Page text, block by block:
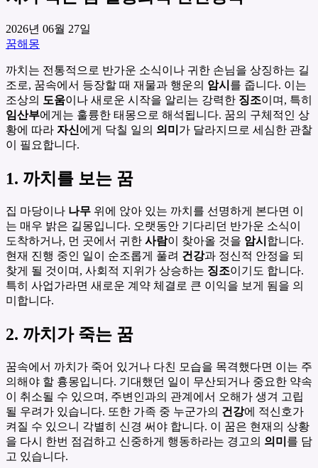
2026년 06월 27일
꿈해몽
까치는 전통적으로 반가운 소식이나 귀한 손님을 상징하는 길
조로, 꿈속에서 등장할 때 재물과 행운의 암시 를 줍니다. 이는
조상의 도움이나 새로운 시작을 알리는 강력한 징조이며, 특히
임산부에게는 훌륭한 태몽으로 해석됩니다. 꿈의 구체적인 상
황에 따라 자신에게 닥칠 일의 의미 가 달라지므로 세심한 관찰
이 필요합니다.
1. 까치를 보는 꿈
집 마당이나 나무 위에 앉아 있는 까치를 선명하게 본다면 이
는 매우 밝은 길몽입니다. 오랫동안 기다리던 반가운 소식이
도착하거나, 먼 곳에서 귀한 사람이 찾아올 것을 암시 합니다.
현재 진행 중인 일이 순조롭게 풀려 건강과 정신적 안정을 되
찾게 될 것이며, 사회적 지위가 상승하는 징조이기도 합니다.
특히 사업가라면 새로운 계약 체결로 큰 이익을 보게 됨을 의
미합니다.
2. 까치가 죽는 꿈
꿈속에서 까치가 죽어 있거나 다친 모습을 목격했다면 이는 주
의해야 할 흉몽입니다. 기대했던 일이 무산되거나 중요한 약속
이 취소될 수 있으며, 주변인과의 관계에서 오해가 생겨 고립
될 우려가 있습니다. 또한 가족 중 누군가의 건강에 적신호가
켜질 수 있으니 각별히 신경 써야 합니다. 이 꿈은 현재의 상황
을 다시 한번 점검하고 신중하게 행동하라는 경고의 의미 를 담
고 있습니다.